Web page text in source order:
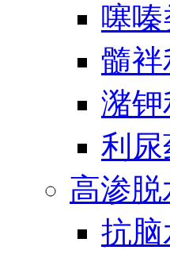
噻
髓
潴
利尿
高渗
抗